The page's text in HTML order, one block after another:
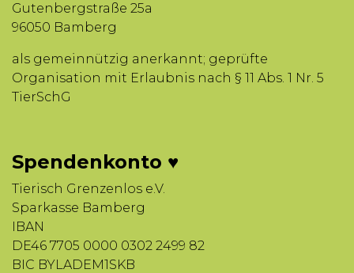
Gutenbergstraße 25a
96050 Bamberg
als gemeinnützig anerkannt; geprüfte
Organisation mit Erlaubnis nach § 11 Abs. 1 Nr. 5
TierSchG
Spendenkonto ♥
Tierisch Grenzenlos e.V.
Sparkasse Bamberg
IBAN
DE46 7705 0000 0302 2499 82
BIC BYLADEM1SKB